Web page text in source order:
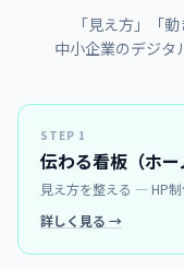
「見え方」「
中小企業のデジタ
STEP 1
伝わる看板（ホー
見え方を整える ― HP
詳しく見る →